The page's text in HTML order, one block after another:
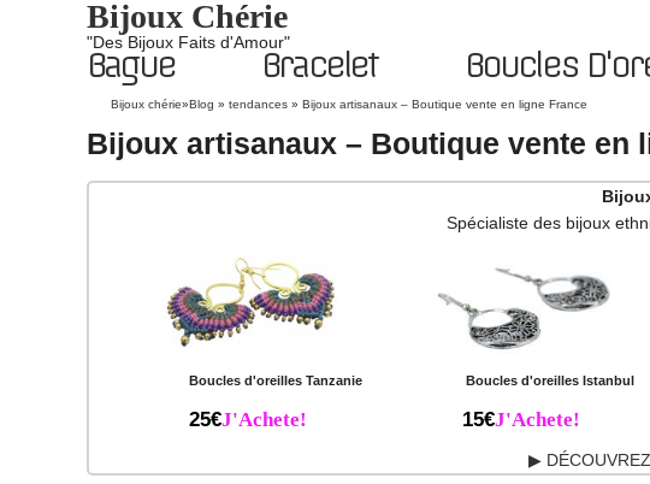
Bijoux Chérie
"Des Bijoux Faits d'Amour"
Bague Bracelet Boucles
Bijoux chérie»Blog » tendances » Bijoux artisanaux – Boutique vente en ligne France
Bijoux artisanaux – Boutique vente en
Spécialiste des bijoux
Boucles d'oreilles Tanzanie
25€J'Achete!
Boucles d'oreilles Istanbul
15€J'Achete!
▶